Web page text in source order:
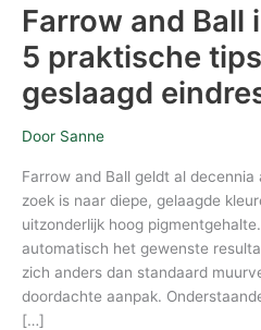
Farrow and Ball
5 praktische
geslaagd
Door Sanne
Farrow and Ball geldt al
zoek is naar diepe, gelaagde
uitzonderlijk hoog
automatisch het gewenste
zich anders dan standaard
doordachte aanpak.
[…]